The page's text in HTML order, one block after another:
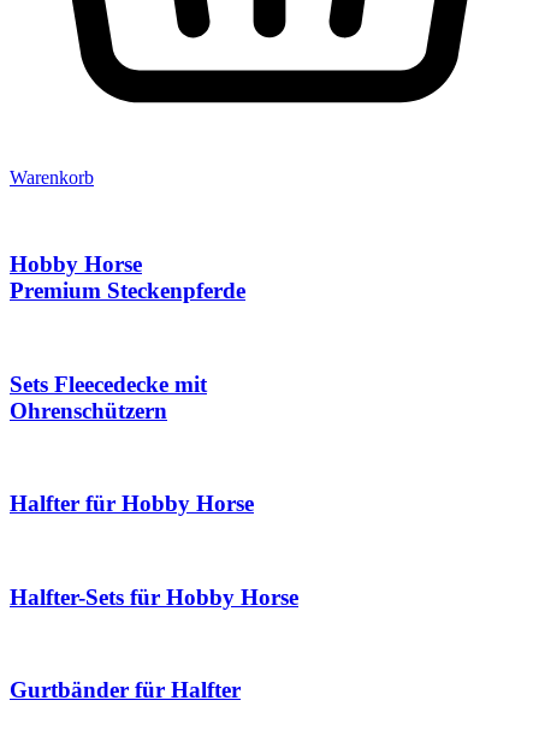
Warenkorb
Hobby Horse
Premium Steckenpferde
Sets Fleecedecke mit
Ohrenschützern
Halfter für Hobby Horse
Halfter-Sets für Hobby Horse
Gurtbänder für Halfter